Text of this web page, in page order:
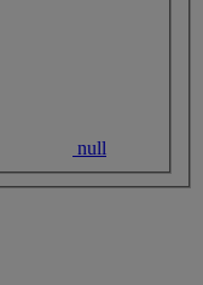
null